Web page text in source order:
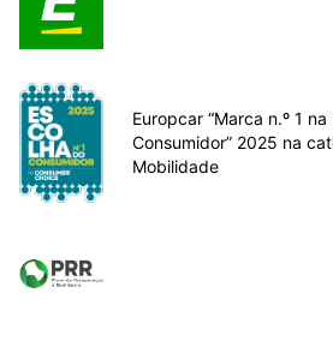
Europcar “Marca n.º 1
Consumidor” 2025 na
Mobilidade